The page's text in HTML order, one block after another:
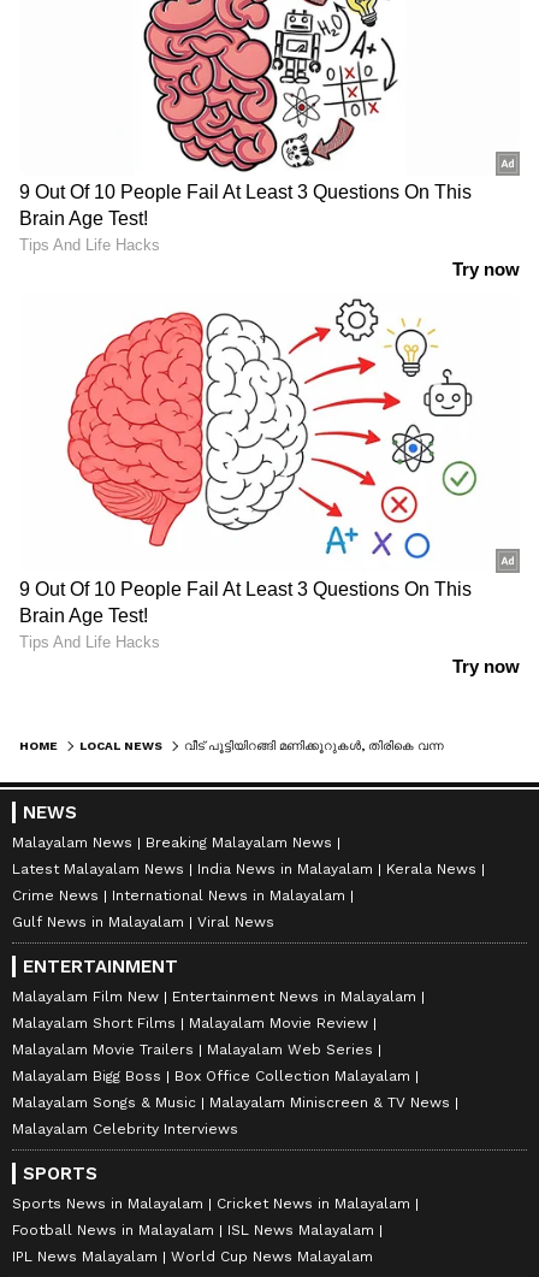
HOME LOCAL NEWS
NEWS
Malayalam News
Breaking Malayalam News
Latest Malayalam News
India News in Malayalam
Kerala News
Crime News
International News in Malayalam
Gulf News in Malayalam
Viral News
ENTERTAINMENT
Malayalam Film New
Entertainment News in Malayalam
Malayalam Short Films
Malayalam Movie Review
Malayalam Movie Trailers
Malayalam Web Series
Malayalam Bigg Boss
Box Office Collection Malayalam
Malayalam Songs & Music
Malayalam Miniscreen & TV News
Malayalam Celebrity Interviews
SPORTS
Sports News in Malayalam
Cricket News in Malayalam
Football News in Malayalam
ISL News Malayalam
IPL News Malayalam
World Cup News Malayalam